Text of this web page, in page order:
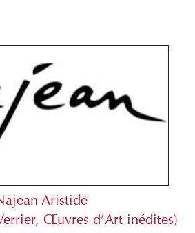
Aristide
Œuvres d’Art inédites)